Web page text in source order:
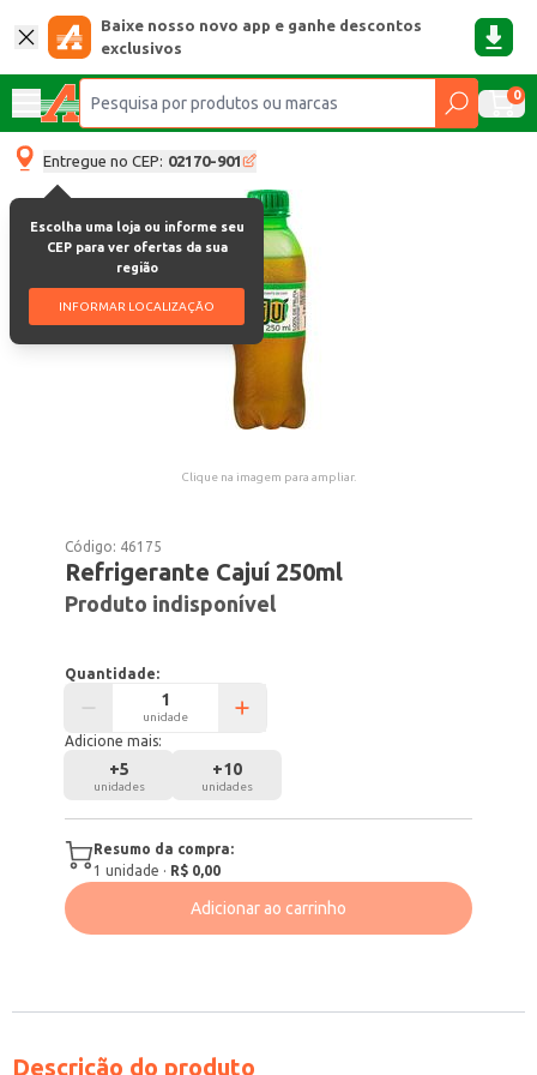
Baixe nosso novo app e ganhe descontos
exclusivos
0
Entregue no CEP: 02170-901
Escolha uma loja ou informe seu
CEP para ver ofertas da sua
região
INFORMAR LOCALIZAÇÃO
Clique na imagem para ampliar.
Código: 46175
Refrigerante Cajuí 250ml
Produto indisponível
Quantidade:
unidade
Adicione mais:
+5
unidades
+10
unidades
Resumo da compra:
1 unidade · R$ 0,00
Adicionar ao carrinho
Descrição do produto